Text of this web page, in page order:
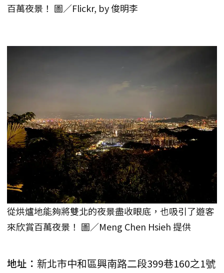
百萬夜景！ 圖／Flickr, by 俊明李
從烘爐地能夠將雙北的夜景盡收眼底，也吸引了遊客
來欣賞百萬夜景！ 圖／Meng Chen Hsieh 提供
地址： 新北市中和區興南路二段399巷160之1號